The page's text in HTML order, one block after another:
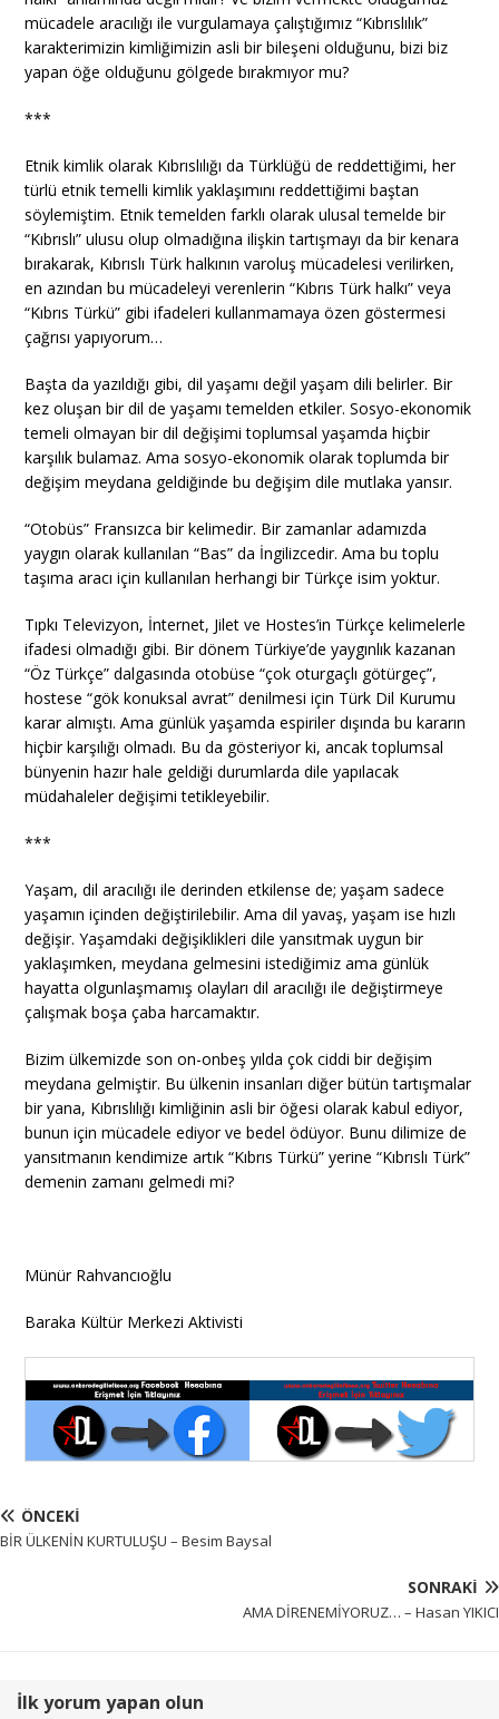
mücadele aracılığı ile vurgulamaya çalıştığımız “Kıbrıslılık”
karakterimizin kimliğimizin asli bir bileşeni olduğunu, bizi biz
yapan öğe olduğunu gölgede bırakmıyor mu?
***
Etnik kimlik olarak Kıbrıslılığı da Türklüğü de reddettiğimi, her
türlü etnik temelli kimlik yaklaşımını reddettiğimi baştan
söylemiştim. Etnik temelden farklı olarak ulusal temelde bir
“Kıbrıslı” ulusu olup olmadığına ilişkin tartışmayı da bir kenara
bırakarak, Kıbrıslı Türk halkının varoluş mücadelesi verilirken,
en azından bu mücadeleyi verenlerin “Kıbrıs Türk halkı” veya
“Kıbrıs Türkü” gibi ifadeleri kullanmamaya özen göstermesi
çağrısı yapıyorum…
Başta da yazıldığı gibi, dil yaşamı değil yaşam dili belirler. Bir
kez oluşan bir dil de yaşamı temelden etkiler. Sosyo-ekonomik
temeli olmayan bir dil değişimi toplumsal yaşamda hiçbir
karşılık bulamaz. Ama sosyo-ekonomik olarak toplumda bir
değişim meydana geldiğinde bu değişim dile mutlaka yansır.
“Otobüs” Fransızca bir kelimedir. Bir zamanlar adamızda
yaygın olarak kullanılan “Bas” da İngilizcedir. Ama bu toplu
taşıma aracı için kullanılan herhangi bir Türkçe isim yoktur.
Tıpkı Televizyon, İnternet, Jilet ve Hostes’in Türkçe kelimelerle
ifadesi olmadığı gibi. Bir dönem Türkiye’de yaygınlık kazanan
“Öz Türkçe” dalgasında otobüse “çok oturgaçlı götürgeç”,
hostese “gök konuksal avrat” denilmesi için Türk Dil Kurumu
karar almıştı. Ama günlük yaşamda espiriler dışında bu kararın
hiçbir karşılığı olmadı. Bu da gösteriyor ki, ancak toplumsal
bünyenin hazır hale geldiği durumlarda dile yapılacak
müdahaleler değişimi tetikleyebilir.
***
Yaşam, dil aracılığı ile derinden etkilense de; yaşam sadece
yaşamın içinden değiştirilebilir. Ama dil yavaş, yaşam ise hızlı
değişir. Yaşamdaki değişiklikleri dile yansıtmak uygun bir
yaklaşımken, meydana gelmesini istediğimiz ama günlük
hayatta olgunlaşmamış olayları dil aracılığı ile değiştirmeye
çalışmak boşa çaba harcamaktır.
Bizim ülkemizde son on-onbeş yılda çok ciddi bir değişim
meydana gelmiştir. Bu ülkenin insanları diğer bütün tartışmalar
bir yana, Kıbrıslılığı kimliğinin asli bir öğesi olarak kabul ediyor,
bunun için mücadele ediyor ve bedel ödüyor. Bunu dilimize de
yansıtmanın kendimize artık “Kıbrıs Türkü” yerine “Kıbrıslı Türk”
demenin zamanı gelmedi mi?
Münür Rahvancıoğlu
Baraka Kültür Merkezi Aktivisti
ÖNCEKI
BİR ÜLKENİN KURTULUŞU – Besim Baysal
SONRAKI
AMA DİRENEMİYORUZ… – Hasan YIKICI
İlk yorum yapan olun